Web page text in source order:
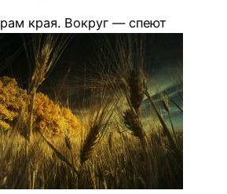
края. Вокруг — спеют